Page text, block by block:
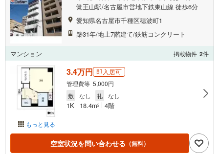
覚王山駅/名古屋市営地下鉄東山線 徒歩6分
愛知県名古屋市千種区穂波町1
築31年/地上7階建て/鉄筋コンクリート
マンション 掲載物件 2件
もっと見る
3.4万円 即入居可
管理費等 5,000円
敷
なし 礼 なし
1K 18.4m2 4階
空室状況を問い合わせる （無料）